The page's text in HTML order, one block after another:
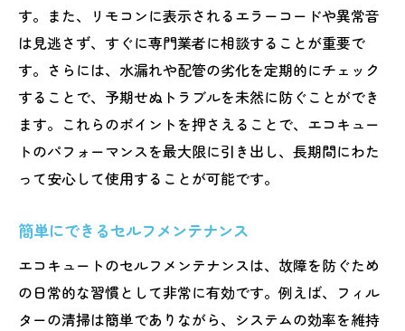
す。また、リモコンに表示されるエラーコードや異常音
は見逃さず、すぐに専門業者に相談することが重要で
す。さらには、水漏れや配管の劣化を定期的にチェック
することで、予期せぬトラブルを未然に防ぐことができ
ます。これらのポイントを押さえることで、エコキュー
トのパフォーマンスを最大限に引き出し、長期間にわた
って安心して使用することが可能です。
簡単にできるセルフメンテナンス
エコキュートのセルフメンテナンスは、故障を防ぐため
の日常的な習慣として非常に有効です。例えば、フィル
ターの清掃は簡単でありながら、システムの効率を維持